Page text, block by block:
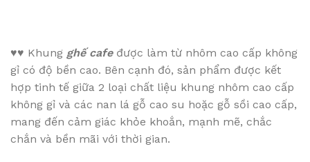
♥♥ Khung ghế cafeđược làm từ nhôm cao cấp không
gỉ có độ bền cao. Bên cạnh đó, sản phẩm được kết
hợp tinh tế giữa 2 loại chất liệu khung nhôm cao cấp
không gỉ và các nan lá gỗ cao su hoặc gỗ sồi cao cấp,
mang đến cảm giác khỏe khoắn, mạnh mẽ, chắc
chắn và bền mãi với thời gian.